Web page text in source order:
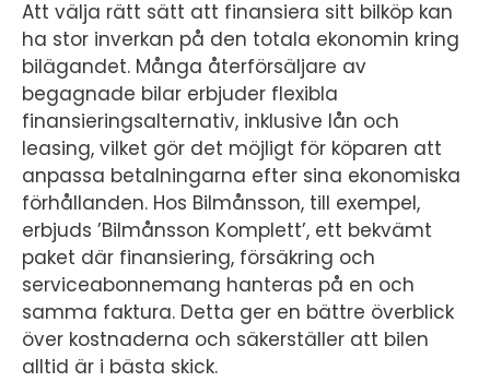
Att välja rätt sätt att finansiera sitt bilköp kan
ha stor inverkan på den totala ekonomin kring
bilägandet. Många återförsäljare av
begagnade bilar erbjuder flexibla
finansieringsalternativ, inklusive lån och
leasing, vilket gör det möjligt för köparen att
anpassa betalningarna efter sina ekonomiska
förhållanden. Hos Bilmånsson, till exempel,
erbjuds ’Bilmånsson Komplett’, ett bekvämt
paket där finansiering, försäkring och
serviceabonnemang hanteras på en och
samma faktura. Detta ger en bättre överblick
över kostnaderna och säkerställer att bilen
alltid är i bästa skick.